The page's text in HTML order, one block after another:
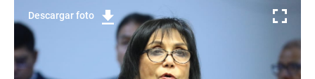
Descargar foto